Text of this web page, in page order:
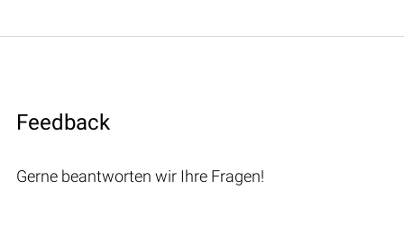
Feedback
Gerne beantworten wir Ihre Fragen!